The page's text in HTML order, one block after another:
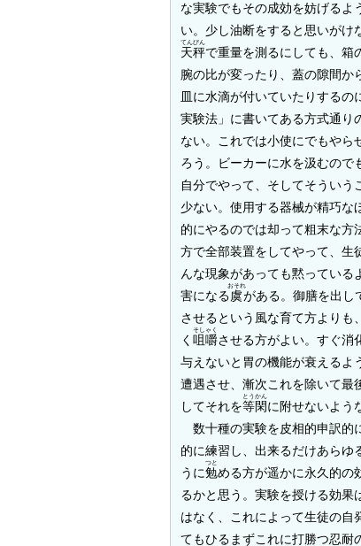
な実験でもその成効を妨げるよ
い。少し油断をすると思いがけ
天秤
てんびん
で重量を測るにしても、箱
腕の比が変ったり、蓋の隙間か
皿に水滴が付いていたりする
実験法」に書いてある方式通り
ない。これでは小使にでもやら
ろう。ビーカーに水を汲むので
自分でやって、そしてそういう
少ない。使用する器械が精巧な
的にやるのでは却って粗末な方
方で全部装置をしてやって、生
んな現象があっても黙ってい
害になる虞
おそれ
がある。御膳を出し
させるという風な育て方よりも
く 咀嚼
そしゃく
させる方がよい。すぐ消
与えないと胃の機能が衰えるよ
遭遇させ、漸次これを除いて最
してそれを等閑
とうかん
に附せないよう
数十種の実験を皮相的申訳的
的に練習し、出来るだけあらゆ
うに勉
つと
める方が遥かに永久的の
るかと思う。実験を授ける効果
はなく、これによって生徒の自
てもひるまずこれに打勝つ忍耐